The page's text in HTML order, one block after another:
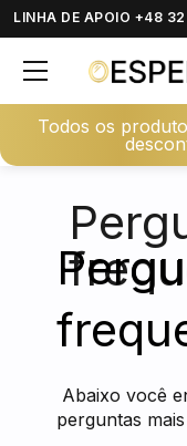
LINHA DE APOIO +48
Todos os
Abaixo você
perguntas